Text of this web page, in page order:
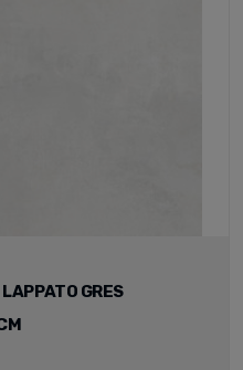
GRES